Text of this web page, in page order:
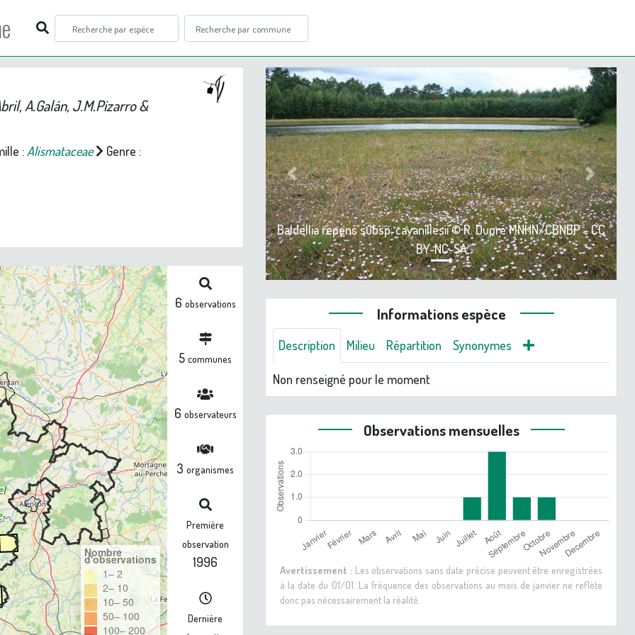
A.Galán, J.M.Pizarro &
:Alismataceae Genre :
Nombre
d'observations
1– 2
2– 10
10– 50
50– 100
100– 200
6 observations
5 communes
6 observateurs
3organismes
Première
observation
1996
Dernière
Baldellia repens subsp. cavanillesii © R. Dupré MNHN/CBNBP - CC
BY-NC-SA
Previous Next
Informations espèce
Description Milieu Répartition Synonymes
Non renseigné pour le moment
Observations mensuelles
Avertissement :Les observations sans date précise peuvent être enregistrées
à la date du 01/01. La fréquence des observations au mois de janvier ne reflète
donc pas nécessairement la réalité.